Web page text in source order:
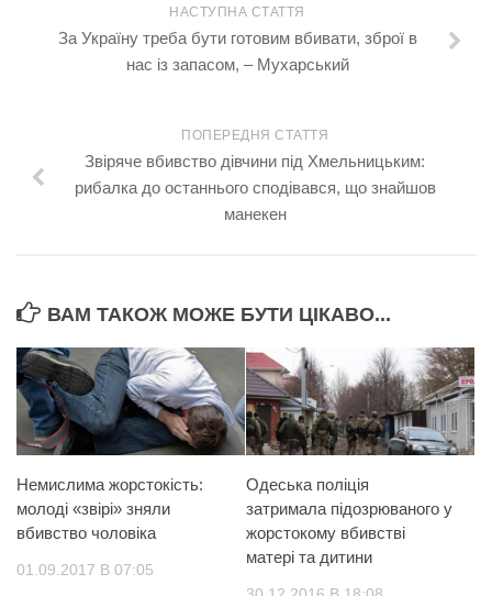
НАСТУПНА СТАТТЯ
За Україну треба бути готовим вбивати, зброї в
нас із запасом, – Мухарський
ПОПЕРЕДНЯ СТАТТЯ
Звіряче вбивство дівчини під Хмельницьким:
рибалка до останнього сподівався, що знайшов
манекен
ВАМ ТАКОЖ МОЖЕ БУТИ ЦІКАВО...
Немислима жорстокість:
молоді «звірі» зняли
вбивство чоловіка
01.09.2017 В 07:05
Одеська поліція
затримала підозрюваного у
жорстокому вбивстві
матері та дитини